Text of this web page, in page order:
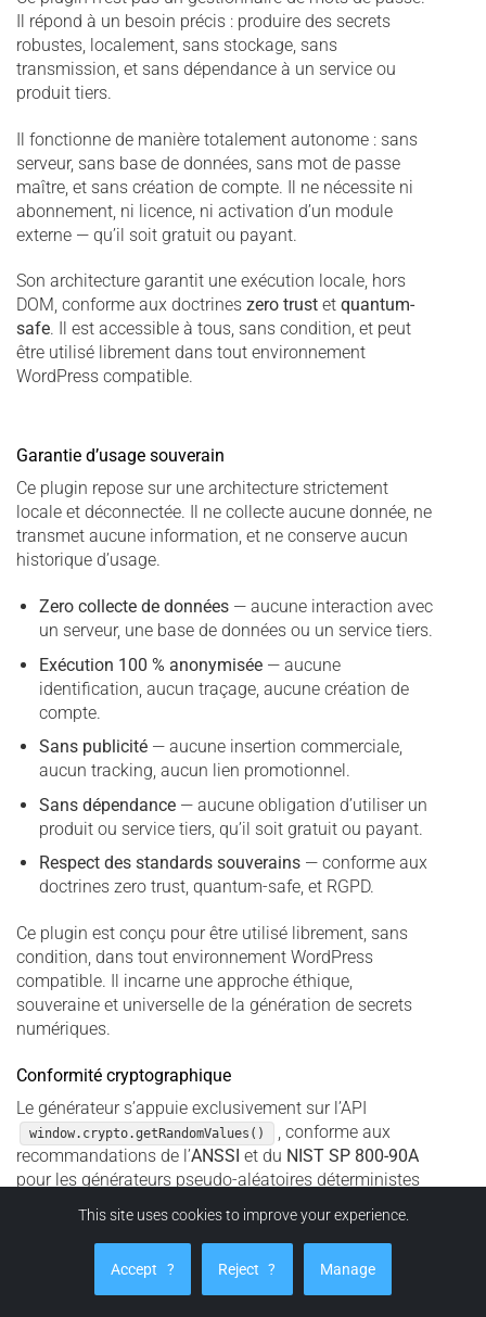
Il répond à un besoin précis : produire des secrets
robustes, localement, sans stockage, sans
transmission, et sans dépendance à un service ou
produit tiers.
Il fonctionne de manière totalement autonome : sans
serveur, sans base de données, sans mot de passe
maître, et sans création de compte. Il ne nécessite ni
abonnement, ni licence, ni activation d’un module
externe — qu’il soit gratuit ou payant.
Son architecture garantit une exécution locale, hors
DOM, conforme aux doctrines zero trust et quantum-
safe. Il est accessible à tous, sans condition, et peut
être utilisé librement dans tout environnement
WordPress compatible.
Garantie d’usage souverain
Ce plugin repose sur une architecture strictement
locale et déconnectée. Il ne collecte aucune donnée, ne
transmet aucune information, et ne conserve aucun
historique d’usage.
Zero collecte de données— aucune interaction avec
un serveur, une base de données ou un service tiers.
Exécution 100 % anonymisée— aucune
identification, aucun traçage, aucune création de
compte.
Sans publicité— aucune insertion commerciale,
aucun tracking, aucun lien promotionnel.
Sans dépendance— aucune obligation d’utiliser un
produit ou service tiers, qu’il soit gratuit ou payant.
Respect des standards souverains— conforme aux
doctrines zero trust, quantum-safe, et RGPD.
Ce plugin est conçu pour être utilisé librement, sans
condition, dans tout environnement WordPress
compatible. Il incarne une approche éthique,
souveraine et universelle de la génération de secrets
numériques.
Conformité cryptographique
Le générateur s’appuie exclusivement sur l’API
window.crypto.getRandomValues()
, conforme aux
recommandations de l’ANSSI et du NIST SP 800-90A
pour les générateurs pseudo-aléatoires déterministes
(DRBG). Cette approche garantit une entropie certifiable
sans dépendre de bibliothèques externes ni de sources
non auditées.
This site uses cookies to improve your experience.
Accept ? Reject ? Manage